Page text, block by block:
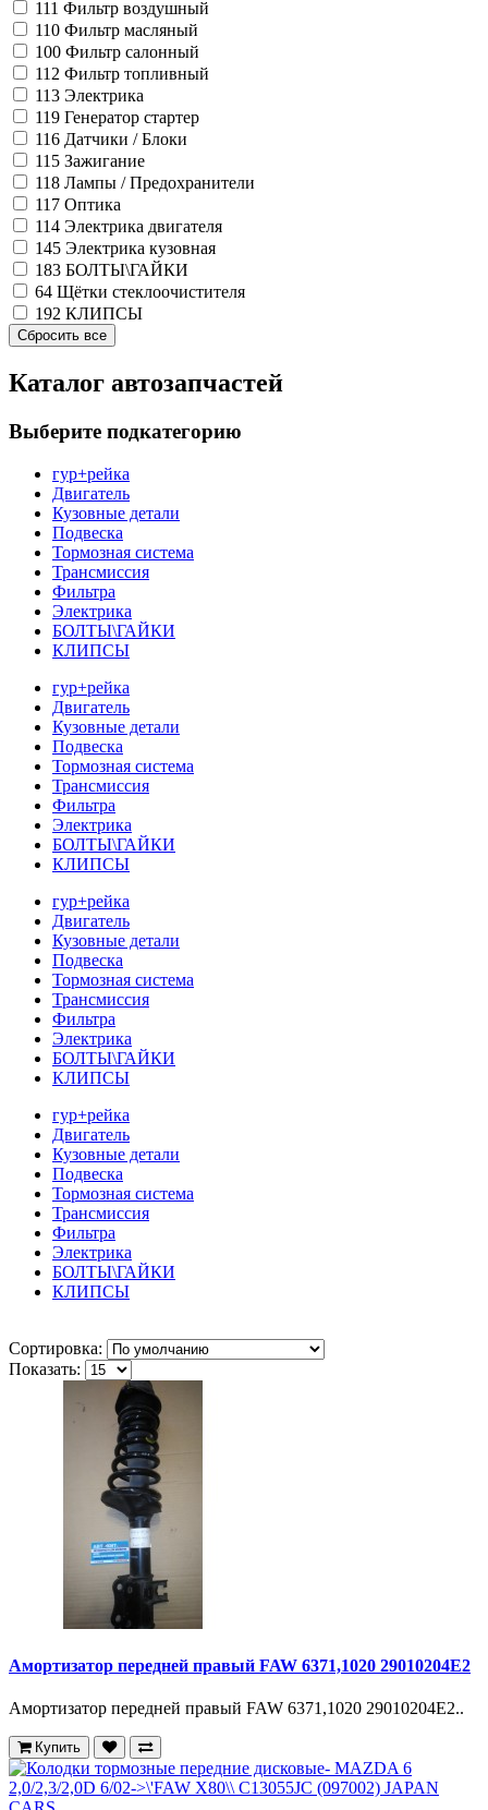
111 Фильтр воздушный
110 Фильтр масляный
100 Фильтр салонный
112 Фильтр топливный
113 Электрика
119 Генератор стартер
116 Датчики / Блоки
115 Зажигание
118 Лампы / Предохранители
117 Оптика
114 Электрика двигателя
145 Электрика кузовная
183 БОЛТЫ\ГАЙКИ
64 Щётки стеклоочистителя
192 КЛИПСЫ
Каталог автозапчастей
Выберите подкатегорию
гур+рейка
Двигатель
Кузовные детали
Подвеска
Тормозная система
Трансмиссия
Фильтра
Электрика
БОЛТЫ\ГАЙКИ
КЛИПСЫ
гур+рейка
Двигатель
Кузовные детали
Подвеска
Тормозная система
Трансмиссия
Фильтра
Электрика
БОЛТЫ\ГАЙКИ
КЛИПСЫ
гур+рейка
Двигатель
Кузовные детали
Подвеска
Тормозная система
Трансмиссия
Фильтра
Электрика
БОЛТЫ\ГАЙКИ
КЛИПСЫ
гур+рейка
Двигатель
Кузовные детали
Подвеска
Тормозная система
Трансмиссия
Фильтра
Электрика
БОЛТЫ\ГАЙКИ
КЛИПСЫ
Сортировка:
Показать:
Амортизатор передней правый FAW 6371,1020 29010204E2
Амортизатор передней правый FAW 6371,1020 29010204E2..
Купить